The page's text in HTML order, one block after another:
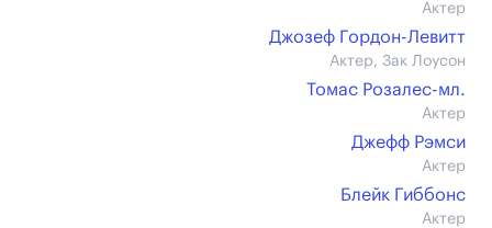
Актер
Джозеф Гордон-Левитт
Актер, Зак Лоусон
Томас Розалес-мл.
Актер
Джефф Рэмси
Актер
Блейк Гиббонс
Актер